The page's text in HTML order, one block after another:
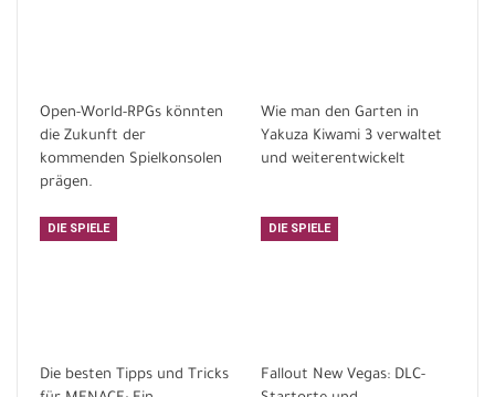
Open-World-RPGs könnten
die Zukunft der
kommenden Spielkonsolen
prägen.
Wie man den Garten in
Yakuza Kiwami 3 verwaltet
und weiterentwickelt
DIE SPIELE
Die besten Tipps und Tricks
DIE SPIELE
Fallout New Vegas: DLC-